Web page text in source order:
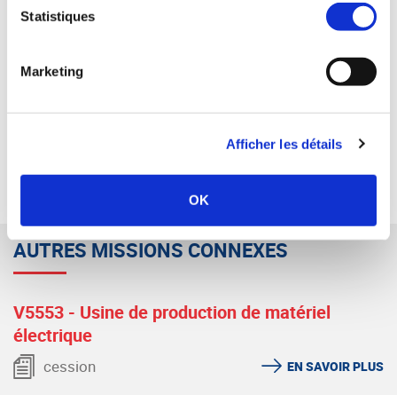
Statistiques
Marketing
Afficher les détails
OK
Rhône-Alpes
flaroudie@synercom-france.fr
RETOUR
AUTRES MISSIONS CONNEXES
V5553 - Usine de production de matériel
électrique
cession EN SAVOIR PLUS